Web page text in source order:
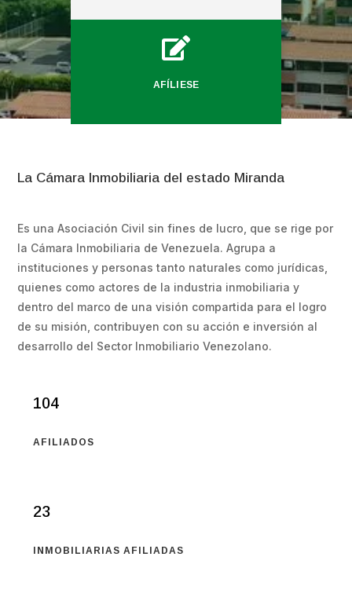

AFÍLIESE
La Cámara Inmobiliaria del estado Miranda
Es una Asociación Civil sin fines de lucro, que se rige por
la Cámara Inmobiliaria de Venezuela. Agrupa a
instituciones y personas tanto naturales como jurídicas,
quienes como actores de la industria inmobiliaria y
dentro del marco de una visión compartida para el logro
de su misión, contribuyen con su acción e inversión al
desarrollo del Sector Inmobiliario Venezolano.
104
AFILIADOS
23
INMOBILIARIAS AFILIADAS